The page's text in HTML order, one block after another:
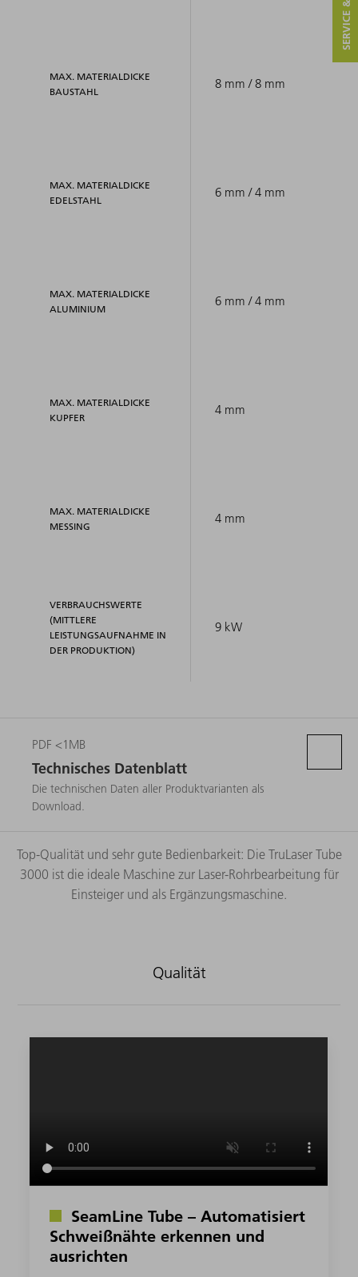
MAX. MATERIALDICKE
BAUSTAHL
MAX. MATERIALDICKE
EDELSTAHL
MAX. MATERIALDICKE
ALUMINIUM
MAX. MATERIALDICKE
KUPFER
MAX. MATERIALDICKE
MESSING
VERBRAUCHSWERTE
(MITTLERE
LEISTUNGSAUFNAHME IN
DER PRODUKTION)
8 mm / 8 mm
6 mm / 4 mm
6 mm / 4 mm
4 mm
4 mm
9 kW
PDF <1MB
Technisches Datenblatt
Die technischen Daten aller Produktvarianten als
Download.
Top-Qualität und sehr gute Bedienbarkeit: Die TruLaser Tube
3000 ist die ideale Maschine zur Laser-Rohrbearbeitung für
Einsteiger und als Ergänzungsmaschine.
Qualität
SeamLine Tube – Automatisiert
Schweißnähte erkennen und
ausrichten